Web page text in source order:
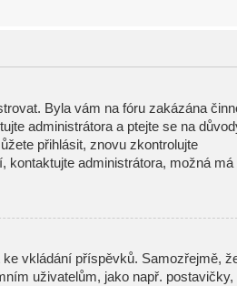
Byla vám na fóru zakázána
administrátora a ptejte se na
přihlásit, znovu zkontrolujte
kontaktujte administrátora, možná má
vkládání příspěvků. Samozřejmě,
uživatelům, jako např. postavičky,